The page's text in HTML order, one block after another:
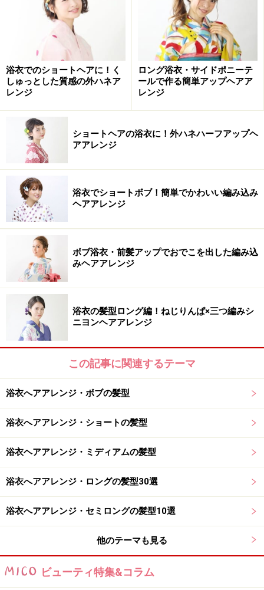
出典： ロング浴衣・ねじりんぱ×三つ編みシニヨンアレ
ンジ [浴衣ヘアアレンジ] All About
薄紫と濃紫のコサージュは、揺れる飾りがついた、和の
気分を高める一点。さらに大きなシルバー地のコットン
パール×ドット柄のかんざしと、小さなコットンパールの
Uピン、ガラス玉のUピンといった、異素材の組み合わせ
で遊び心をプラスしています。
レトロな雰囲気のかんざし
出典： ミディアムも簡単！ねじり夜会巻きの浴衣ヘアア
レンジ [浴衣ヘアアレンジ] All About
王道の浴衣の着こなしには、懐かしさと個性を感じるヘ
アアクセをプラスして、レトロガール気分を満喫するの
が正解。淡い色合いのアイテムを選ぶと個性の強いデザ
インでも主張し過ぎないので、気軽に取り入れられま
す。
玉飾りがついたシンプルなかんざし
出典： 後ろ姿で個性を出す！浴衣に似合うねじりシニヨ
ンヘア [浴衣ヘアアレンジ] All About
まとめ髪にニュアンスを与えるなら、かんざしが便利。
しさをプラスします。さす部分が長くて全体も軽いの
で、かんざし初心者さんも使いやすい！
浴衣でのショートヘアに！く
しゅっとした質感の外ハネア
レンジ
ロング浴衣・サイドポニーテ
ールで作る簡単アップヘアア
レンジ
ショートヘアの浴衣に！外ハネハーフアップヘ
アアレンジ
浴衣でショートボブ！簡単でかわいい編み込み
ヘアアレンジ
ボブ浴衣・前髪アップでおでこを出した編み込
みヘアアレンジ
浴衣の髪型ロング編！ねじりんぱ×三つ編みシ
ニヨンヘアアレンジ
この記事に関連するテーマ
浴衣へアアレンジ・ボブの髪型
浴衣へアアレンジ・ショートの髪型
浴衣ヘアアレンジ・ミディアムの髪型
浴衣へアアレンジ・ロングの髪型30選
浴衣へアアレンジ・セミロングの髪型10選
他のテーマも見る
ビューティ特集&コラム